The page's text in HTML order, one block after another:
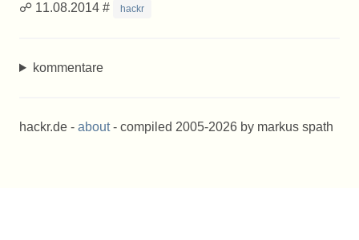
☍ 11.08.2014 # hackr
kommentare
hackr.de - about- compiled 2005-2026 by markus spath